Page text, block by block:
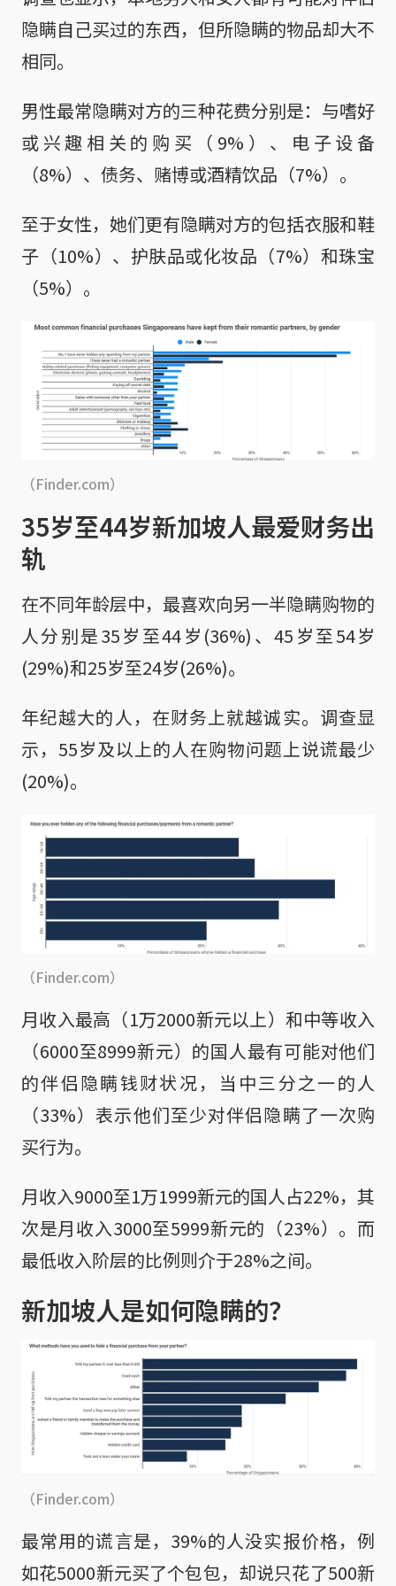
隐瞒自己买过的东西，但所隐瞒的物品却大不
相同。
男性最常隐瞒对方的三种花费分别是：与嗜好
或兴趣相关的购买（9%）、电子设备
（8%）、债务、赌博或酒精饮品（7%）。
至于女性，她们更有隐瞒对方的包括衣服和鞋
子（10%）、护肤品或化妆品（7%）和珠宝
（5%）。
（Finder.com）
35岁至44岁新加坡人最爱财务出
轨
在不同年龄层中，最喜欢向另一半隐瞒购物的
人分别是35岁至44岁(36%)、45岁至54岁
(29%)和25岁至24岁(26%)。
年纪越大的人，在财务上就越诚实。调查显
示，55岁及以上的人在购物问题上说谎最少
(20%)。
（Finder.com）
月收入最高（1万2000新元以上）和中等收入
（6000至8999新元）的国人最有可能对他们
的伴侣隐瞒钱财状况，当中三分之一的人
（33%）表示他们至少对伴侣隐瞒了一次购
买行为。
月收入9000至1万1999新元的国人占22%，其
次是月收入3000至5999新元的（23%）。而
最低收入阶层的比例则介于28%之间。
新加坡人是如何隐瞒的？
（Finder.com）
最常用的谎言是，39%的人没实报价格，例
如花5000新元买了个包包，却说只花了500新